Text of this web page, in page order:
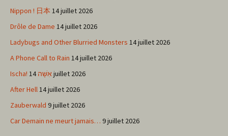
Nippon ! 日本 14 juillet 2026
Drôle de Dame 14 juillet 2026
Ladybugs and Other Blurried Monsters 14 juillet 2026
A Phone Call to Rain 14 juillet 2026
Ischa! אִשָּׁה14 juillet 2026
After Hell14 juillet 2026
Zauberwald 9 juillet 2026
Car Demain ne meurt jamais… 9 juillet 2026